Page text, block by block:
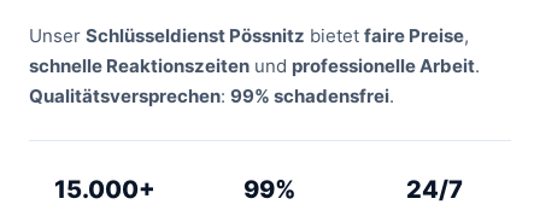
Unser Schlüsseldienst Pössnitz bietet faire Preise,
schnelle Reaktionszeiten und professionelle Arbeit.
Qualitätsversprechen: 99% schadensfrei.
15.000+ 99% 24/7